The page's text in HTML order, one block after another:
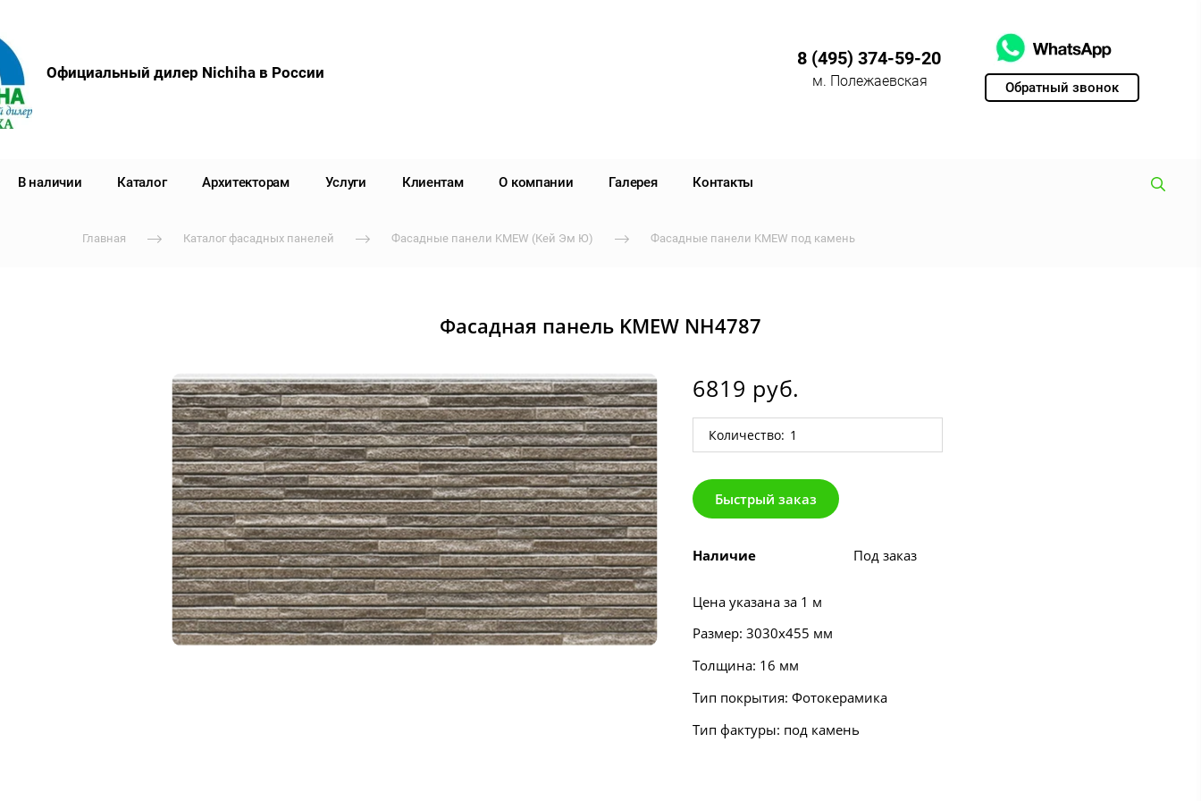
Обратный звонок
Официальный дилер Nichiha в России
8 (495) 374-59-20
м. Полежаевская
В наличии Каталог Архитекторам Услуги Клиентам О компании Галерея Контакты
Главная Каталог фасадных панелей Фасадные панели KMEW (Кей Эм Ю) Фасадные панели KMEW под камень
Фасадная панель KMEW NH4787
6819 руб.
Количество:
Быстрый заказ
Наличие Под заказ
Цена указана за 1 м
Размер: 3030х455 мм
Толщина: 16 мм
Тип покрытия: Фотокерамика
Тип фактуры: под камень